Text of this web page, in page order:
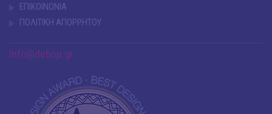
ΕΠΙΚΟΙΝΩΝΙΑ
ΠΟΛΙΤΙΚΗ ΑΠΟΡΡΗΤΟΥ
info@debop.gr